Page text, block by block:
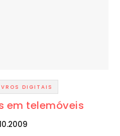
DIGITAIS
em telemóveis